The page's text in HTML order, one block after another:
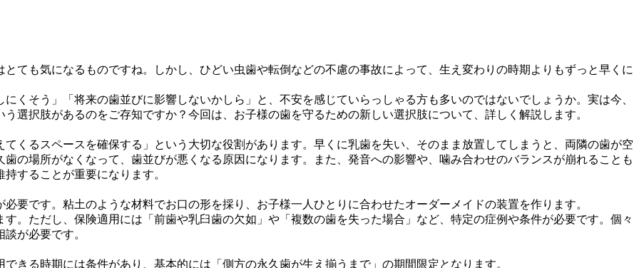
ても気になるものですね。しかし、ひどい虫歯や転倒などの不慮の事故によって、生え変わりの時期よりもずっと早くに
くそう」「将来の歯並びに影響しないかしら」と、不安を感じていらっしゃる方も多いのではないでしょうか。実は今、
選択肢があるのをご存知ですか？今回は、お子様の歯を守るための新しい選択肢について、詳しく解説します。
くるスペースを確保する」という大切な役割があります。早くに乳歯を失い、そのまま放置してしまうと、両隣の歯が空
の場所がなくなって、歯並びが悪くなる原因になります。また、発音への影響や、噛み合わせのバランスが崩れることも
することが重要になります。
要です。粘土のような材料でお口の形を採り、お子様一人ひとりに合わせたオーダーメイドの装置を作ります。
。ただし、保険適用には「前歯や乳臼歯の欠如」や「複数の歯を失った場合」など、特定の症例や条件が必要です。個々
が必要です。
きる時期には条件があり、基本的には「側方の永久歯が生え揃うまで」の期間限定となります。